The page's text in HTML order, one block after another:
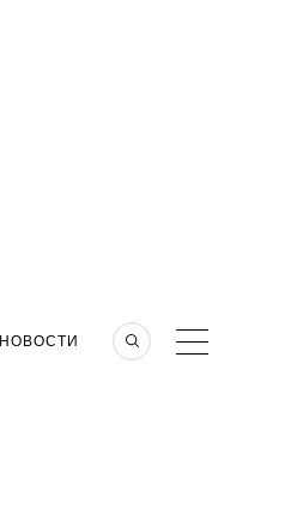
НОВОСТИ